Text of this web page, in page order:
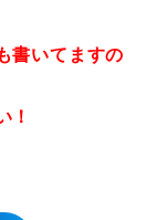
書いてますの
！